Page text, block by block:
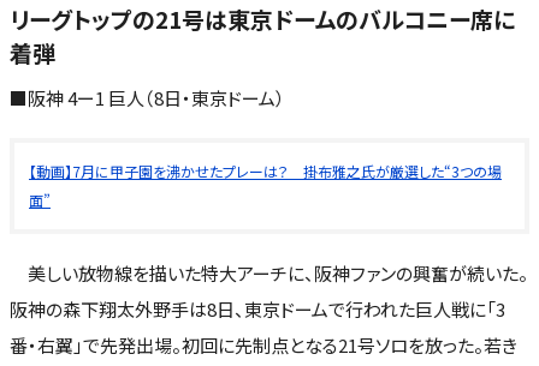
リーグトップの21号は東京ドームのバルコニー席に
着弾
■阪神 4ー1 巨人（8日・東京ドーム）
【動画】7月に甲子園を沸かせたプレーは？ 掛布雅之氏が厳選した“3つの場
面”
美しい放物線を描いた特大アーチに、阪神ファンの興奮が続いた。
阪神の森下翔太外野手は8日、東京ドームで行われた巨人戦に「3
番・右翼」で先発出場。初回に先制点となる21号ソロを放った。若き